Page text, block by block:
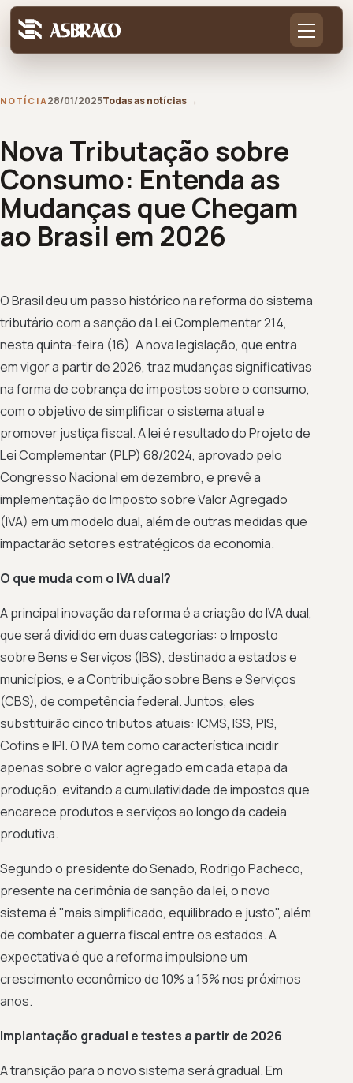
NOTÍCIA28/01/2025Todas as notícias →
Nova Tributação sobre
Consumo: Entenda as
Mudanças que Chegam
ao Brasil em 2026
O Brasil deu um passo histórico na reforma do sistema
tributário com a sanção da Lei Complementar 214,
nesta quinta-feira (16). A nova legislação, que entra
em vigor a partir de 2026, traz mudanças significativas
na forma de cobrança de impostos sobre o consumo,
com o objetivo de simplificar o sistema atual e
promover justiça fiscal. A lei é resultado do Projeto de
Lei Complementar (PLP) 68/2024, aprovado pelo
Congresso Nacional em dezembro, e prevê a
implementação do Imposto sobre Valor Agregado
(IVA) em um modelo dual, além de outras medidas que
impactarão setores estratégicos da economia.
O que muda com o IVA dual?
A principal inovação da reforma é a criação do IVA dual,
que será dividido em duas categorias: o Imposto
sobre Bens e Serviços (IBS), destinado a estados e
municípios, e a Contribuição sobre Bens e Serviços
(CBS), de competência federal. Juntos, eles
substituirão cinco tributos atuais: ICMS, ISS, PIS,
Cofins e IPI. O IVA tem como característica incidir
apenas sobre o valor agregado em cada etapa da
produção, evitando a cumulatividade de impostos que
encarece produtos e serviços ao longo da cadeia
produtiva.
Segundo o presidente do Senado, Rodrigo Pacheco,
presente na cerimônia de sanção da lei, o novo
sistema é "mais simplificado, equilibrado e justo", além
de combater a guerra fiscal entre os estados. A
expectativa é que a reforma impulsione um
crescimento econômico de 10% a 15% nos próximos
anos.
Implantação gradual e testes a partir de 2026
A transição para o novo sistema será gradual. Em